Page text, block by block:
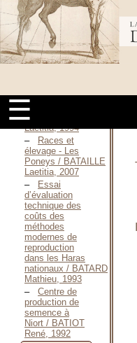
cheval
☰
Contribution
à l’étude et à la
mise en œuvre
d’un plan de
sélection d’un
cheval de
Gérard, 1993
poneys / BATAILLE
Laetitia, 1994
Races et
élevage - Les
Poneys / BATAILLE
Laetitia, 2007
Essai
d’évaluation
technique des
coûts des
méthodes
modernes de
reproduction
dans les Haras
nationaux / BATARD
Mathieu, 1993
Centre de
production de
semence à
Niort / BATIOT
René, 1992